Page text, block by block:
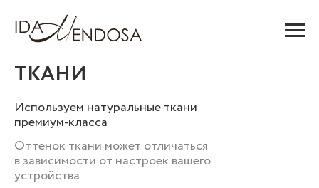
Оттенок ткани может отличаться
в зависимости от настроек вашего
устройства
Используем натуральные ткани
премиум-класса
ТКАНИ